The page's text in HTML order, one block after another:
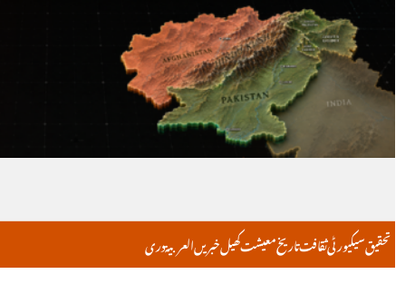
خبریںکھیلمعیشتتاریخثقافتسیکیورٹیتحقیق دریالعربية